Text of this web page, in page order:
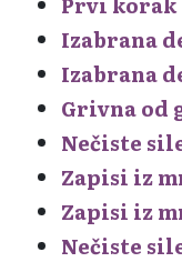
Izabrana
Izabrana
Grivna od
Nečiste
Zapisi iz
Zapisi iz
Nečiste